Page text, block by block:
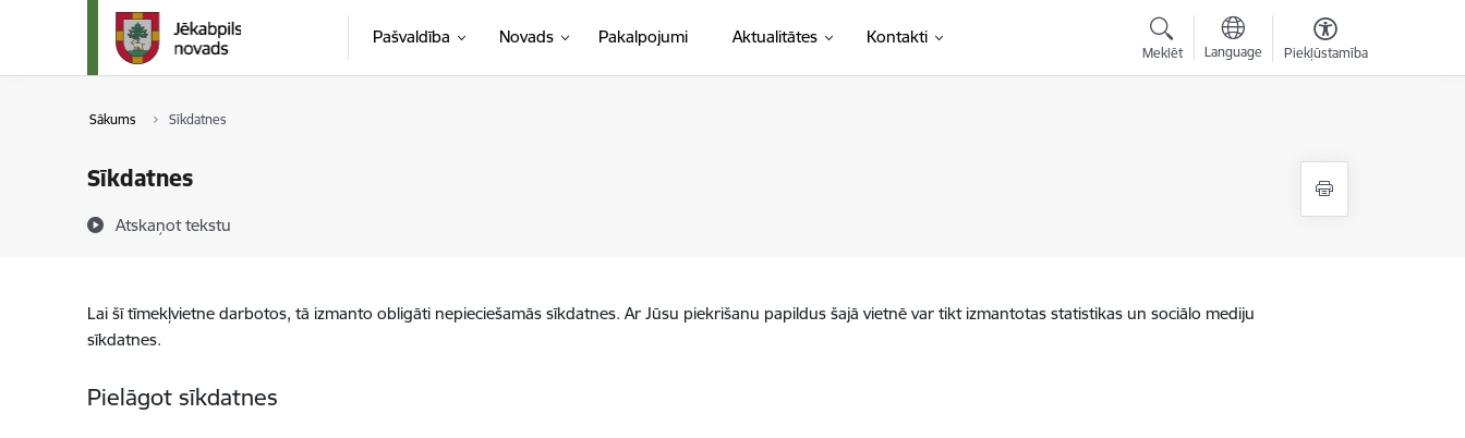
Pāriet uz lapas saturu
Pašvaldība Novads Pakalpojumi Aktualitātes Kontakti
Meklēt Language Piekļūstamība
Sākums Sīkdatnes
Sīkdatnes
Atskaņot tekstu
Lai šī tīmekļvietne darbotos, tā izmanto obligāti nepieciešamās sīkdatnes. Ar Jūsu piekrišanu papildus šajā vietnē var tikt izmantotas statistikas un sociālo mediju
sīkdatnes.
Pielāgot sīkdatnes